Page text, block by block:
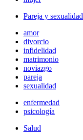
Pareja y sexualidad
amor
divorcio
infidelidad
matrimonio
noviazgo
pareja
sexualidad
enfermedad
psicología
Salud